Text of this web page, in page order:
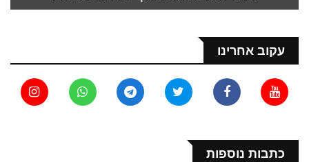
עקוב אחרינו
כתבות נוספות